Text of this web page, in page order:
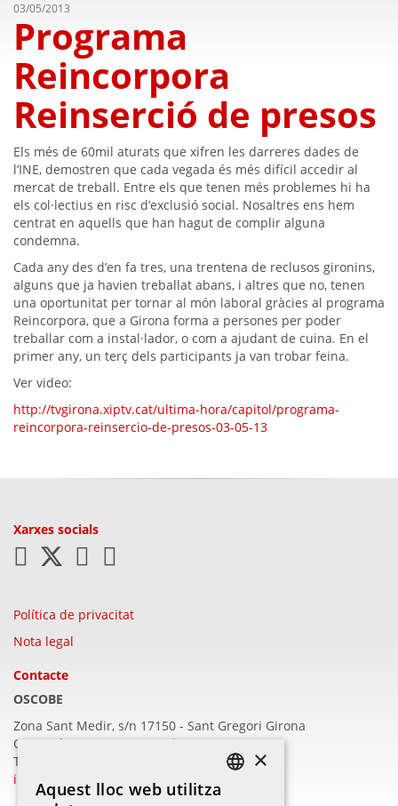
03/05/2013
Programa
Reincorpora
Reinserció de presos
Els més de 60mil aturats que xifren les darreres dades de
l’INE, demostren que cada vegada és més difícil accedir al
mercat de treball. Entre els que tenen més problemes hi ha
els col·lectius en risc d’exclusió social. Nosaltres ens hem
centrat en aquells que han hagut de complir alguna
condemna.
Cada any des d’en fa tres, una trentena de reclusos gironins,
alguns que ja havien treballat abans, i altres que no, tenen
una oportunitat per tornar al món laboral gràcies al programa
Reincorpora, que a Girona forma a persones per poder
treballar com a instal·lador, o com a ajudant de cuina. En el
primer any, un terç dels participants ja van trobar feina.
Ver video:
http://tvgirona.xiptv.cat/ultima-hora/capitol/programa-
reincorpora-reinsercio-de-presos-03-05-13
Xarxes socials
Política de privacitat
Nota legal
Contacte
OSCOBE
Zona Sant Medir, s/n 17150 - Sant Gregori Girona
C/Barcelona, 409 - 17003 Girona
T.972 22 16 57
info@oscobe.com
×
Aquest lloc web utilitza